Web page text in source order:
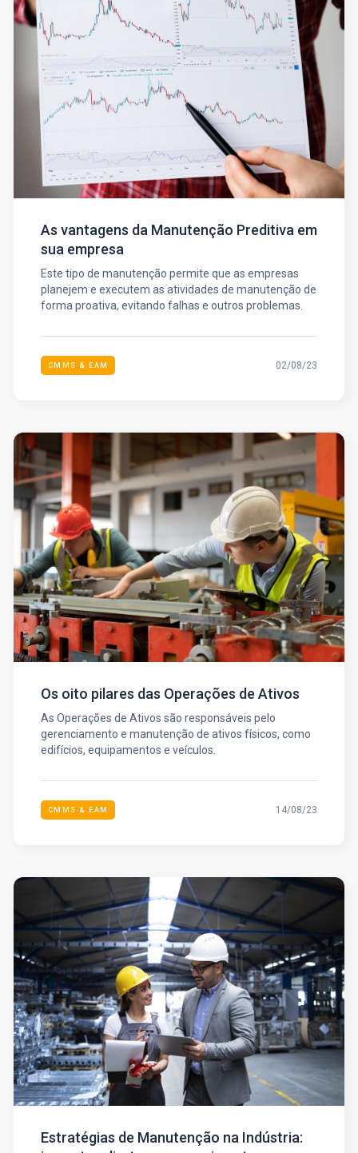
As vantagens da Manutenção Preditiva em
sua empresa
Este tipo de manutenção permite que as empresas
planejem e executem as atividades de manutenção de
forma proativa, evitando falhas e outros problemas.
CMMS & EAM 02/08/23
Os oito pilares das Operações de Ativos
As Operações de Ativos são responsáveis pelo
gerenciamento e manutenção de ativos físicos, como
edifícios, equipamentos e veículos.
CMMS & EAM 14/08/23
Estratégias de Manutenção na Indústria: